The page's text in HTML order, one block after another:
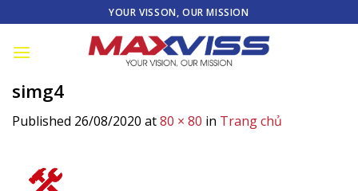
to
content
YOUR VISSON, OUR MISSION
simg4
Published 26/08/2020 at80 × 80 in Trang chủ